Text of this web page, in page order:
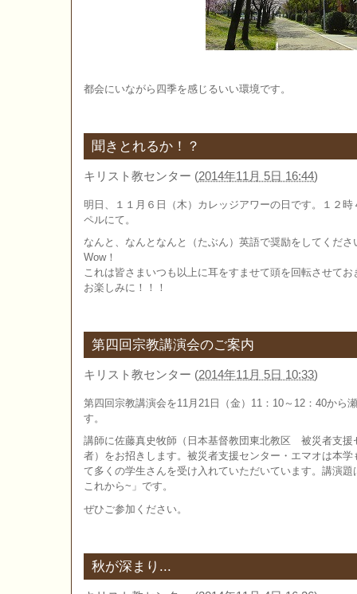
都会にいながら四季を感じるいい環境です。
聞きとれるか！？
キリスト教センター (2014年11月 5日 16:44)
明日、１１月６日（木）カレッジアワーの日です。１２
ペルにて。
なんと、なんとなんと（たぶん）英語で奨励をしてくださ
Wow！
これは皆さまいつも以上に耳をすませて頭を回転させてお
お楽しみに！！！
第四回宗教講演会のご案内
キリスト教センター (2014年11月 5日 10:33)
第四回宗教講演会を11月21日（金）11：10～12：40から
す。
講師に佐藤真史牧師（日本基督教団東北教区 被災者支
者）をお招きします。被災者支援センター・エマオは本
て多くの学生さんを受け入れていただいています。講演
これから~」です。
ぜひご参加ください。
秋が深まり...